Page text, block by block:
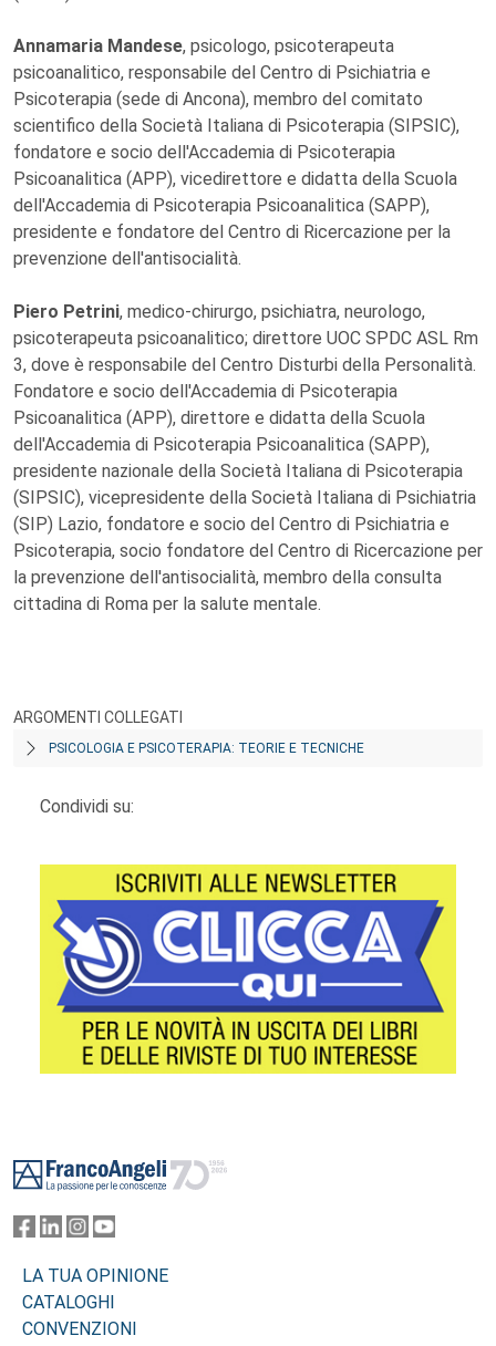
Annamaria Mandese, psicologo, psicoterapeuta
psicoanalitico, responsabile del Centro di Psichiatria e
Psicoterapia (sede di Ancona), membro del comitato
scientifico della Società Italiana di Psicoterapia (SIPSIC),
fondatore e socio dell'Accademia di Psicoterapia
Psicoanalitica (APP), vicedirettore e didatta della Scuola
dell'Accademia di Psicoterapia Psicoanalitica (SAPP),
presidente e fondatore del Centro di Ricercazione per la
prevenzione dell'antisocialità.
Piero Petrini, medico-chirurgo, psichiatra, neurologo,
psicoterapeuta psicoanalitico; direttore UOC SPDC ASL Rm
3, dove è responsabile del Centro Disturbi della Personalità.
Fondatore e socio dell'Accademia di Psicoterapia
Psicoanalitica (APP), direttore e didatta della Scuola
dell'Accademia di Psicoterapia Psicoanalitica (SAPP),
presidente nazionale della Società Italiana di Psicoterapia
(SIPSIC), vicepresidente della Società Italiana di Psichiatria
(SIP) Lazio, fondatore e socio del Centro di Psichiatria e
Psicoterapia, socio fondatore del Centro di Ricercazione per
la prevenzione dell'antisocialità, membro della consulta
cittadina di Roma per la salute mentale.
ARGOMENTI COLLEGATI
PSICOLOGIA E PSICOTERAPIA: TEORIE E TECNICHE
Condividi su:
LA TUA OPINIONE
CATALOGHI
CONVENZIONI